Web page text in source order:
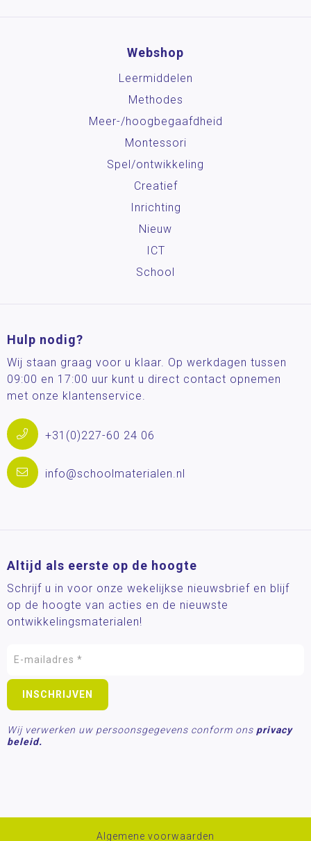
Webshop
Leermiddelen
Methodes
Meer-/hoog­begaafdheid
Montessori
Spel/ontwikkeling
Creatief
Inrichting
Nieuw
ICT
School
Hulp nodig?
Wij staan graag voor u klaar. Op werkdagen tussen
09:00 en 17:00 uur kunt u direct contact opnemen
met onze klantenservice.
+31(0)227-60 24 06
info@schoolmaterialen.nl
Altijd als eerste op de hoogte
Schrijf u in voor onze wekelijkse nieuwsbrief en blijf
op de hoogte van acties en de nieuwste
ontwikkelingsmaterialen!
Wij verwerken uw persoonsgegevens conform ons privacy
beleid.
Algemene voorwaarden